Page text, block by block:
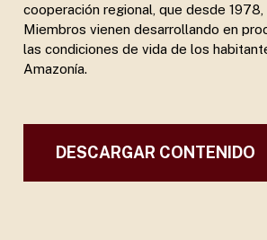
cooperación regional, que desde 1978,
Miembros vienen desarrollando en
las condiciones de vida de los
Amazonía.
DESCARGAR CONTENIDO